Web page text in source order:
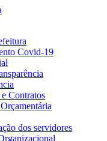
Covid-19
Contratos
dos servidores